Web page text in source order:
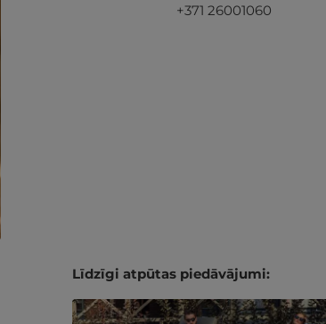
+371 26001060
Līdzīgi atpūtas piedāvājumi: